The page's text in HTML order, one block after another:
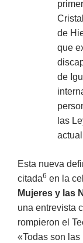
de
que
de
las
Esta nueva
citada6 en la
Mujeres y las
una entrevista
rompieron el
«Todas son